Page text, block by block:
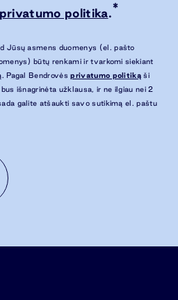
privatumo politika.*
Jūsų asmens duomenys (el. pašto
būtų renkami ir tvarkomi siekiant
Pagal Bendrovėsprivatumo politiką ši
išnagrinėta užklausa, ir ne ilgiau nei 2
galite atšaukti savo sutikimą el. paštu